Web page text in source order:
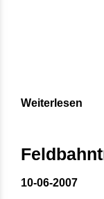
Weiterlesen
10-06-2007